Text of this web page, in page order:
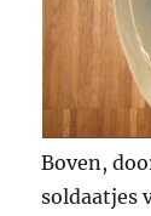
Boven,
soldaatjes